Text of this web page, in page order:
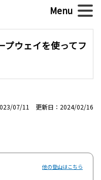
プウェイを使ってフ
07/11 更新日：2024/02/16
他の登山はこちら